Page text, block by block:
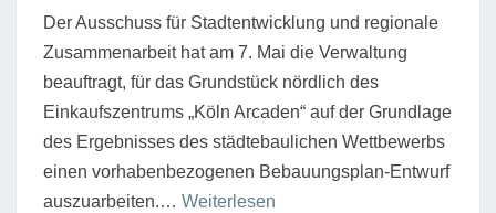
Der Ausschuss für Stadtentwicklung und regionale
Zusammenarbeit hat am 7. Mai die Verwaltung
beauftragt, für das Grundstück nördlich des
Einkaufszentrums „Köln Arcaden“ auf der Grundlage
des Ergebnisses des städtebaulichen Wettbewerbs
einen vorhabenbezogenen Bebauungsplan-Entwurf
auszuarbeiten.… Weiterlesen